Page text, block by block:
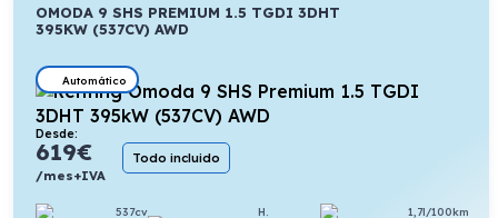
OMODA 9 SHS PREMIUM 1.5 TGDI 3DHT
395KW (537CV) AWD
Automático
Desde:
619€
/mes+IVA
Todo incluido
537cv
H.
1,7l/100km